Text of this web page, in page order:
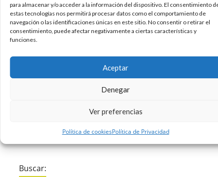
para almacenar y/o acceder a la información del dispositivo. El consentimiento
estas tecnologías nos permitirá procesar datos como el comportamiento de
navegación o las identificaciones únicas en este sitio. No consentir o retirar el
consentimiento, puede afectar negativamente a ciertas características y
funciones.
Aceptar
Denegar
Ver preferencias
Política de cookiesPolítica de Privacidad
¿Qué pasaría si los bares y cafés ofrecieran
recargas de agua gratuita a cualquiera con una
botella reutilizable? Un programa en el Reino
el hábito de utilizar envases de plástico
Buscar: